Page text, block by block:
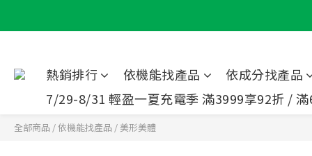
熱銷排行 依機能找產品
依成分找產品
7/29-8/31 輕盈一夏充電季 滿3999享92折 /
全部商品 /依機能找產品 / 美形美體